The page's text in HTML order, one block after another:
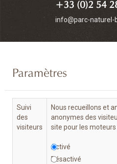
+33 (0)2 54
info@parc-naturel-
Paramètres
Suivi
des
visiteurs
Nous recueillons et
anonymes des
site pour les
Activé
Désactivé